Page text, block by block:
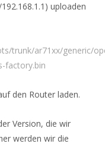
uploaden
trunk/ar71xx/generic/
factory.bin
den Router laden.
Version, die wir
werden wir die